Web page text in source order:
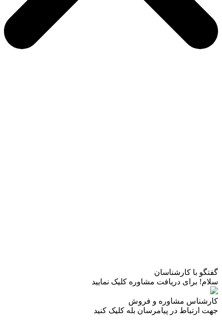
گفتگو با کارشناسان
سلام! برای دریافت مشاوره کلیک نمایید
کارشناس مشاوره و فروش
جهت ارتباط در پیامرسان بله کلیک کنید